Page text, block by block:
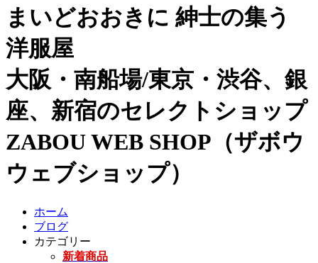
まいどおおきに 紳士の集う
洋服屋
大阪・南船場/東京・渋谷、銀
座、新宿のセレクトショップ
ZABOU WEB SHOP（ザボウ
ウェブショップ）
ホーム
ブログ
カテゴリー
新着商品